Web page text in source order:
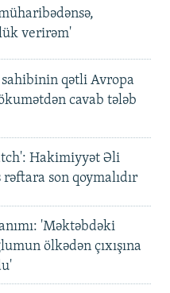
verirəm'
sahibinin qətli Avropa
cavab tələb
Hakimiyyət Əli
son qoymalıdır
'Məktəbdəki
ölkədən çıxışına